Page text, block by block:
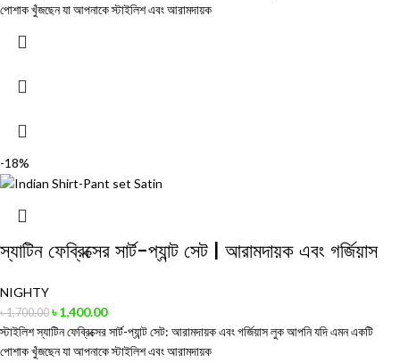
পোশাক খুঁজছেন যা আপনাকে স্টাইলিশ এবং আরামদায়ক
-18%
স্যাটিন ফেব্রিক্সের সার্ট-প্যান্ট সেট | আরামদায়ক এবং গর্জিয়াস
NIGHTY
৳1,700.00 ৳1,400.00
স্টাইলিশ স্যাটিন ফেব্রিক্সের সার্ট-প্যান্ট সেট: আরামদায়ক এবং গর্জিয়াস লুক আপনি যদি এমন একটি
পোশাক খুঁজছেন যা আপনাকে স্টাইলিশ এবং আরামদায়ক